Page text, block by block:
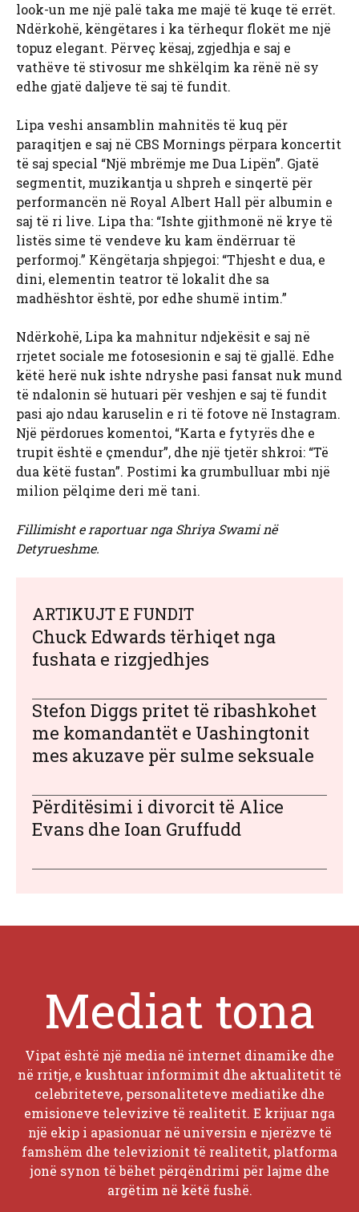
look-un me një palë taka me majë të kuqe të errët.
Ndërkohë, këngëtares i ka tërhequr flokët me një
topuz elegant. Përveç kësaj, zgjedhja e saj e
vathëve të stivosur me shkëlqim ka rënë në sy
edhe gjatë daljeve të saj të fundit.
Lipa veshi ansamblin mahnitës të kuq për
paraqitjen e saj në CBS Mornings përpara koncertit
të saj special “Një mbrëmje me Dua Lipën”. Gjatë
segmentit, muzikantja u shpreh e sinqertë për
performancën në Royal Albert Hall për albumin e
saj të ri live. Lipa tha: “Ishte gjithmonë në krye të
listës sime të vendeve ku kam ëndërruar të
performoj.” Këngëtarja shpjegoi: “Thjesht e dua, e
dini, elementin teatror të lokalit dhe sa
madhështor është, por edhe shumë intim.”
Ndërkohë, Lipa ka mahnitur ndjekësit e saj në
rrjetet sociale me fotosesionin e saj të gjallë. Edhe
këtë herë nuk ishte ndryshe pasi fansat nuk mund
të ndalonin së hutuari për veshjen e saj të fundit
pasi ajo ndau karuselin e ri të fotove në Instagram.
Një përdorues komentoi, “Karta e fytyrës dhe e
trupit është e çmendur”, dhe një tjetër shkroi: “Të
dua këtë fustan”. Postimi ka grumbulluar mbi një
milion pëlqime deri më tani.
Fillimisht e raportuar nga Shriya Swami në
Detyrueshme.
ARTIKUJT E FUNDIT
Chuck Edwards tërhiqet nga
fushata e rizgjedhjes
Stefon Diggs pritet të ribashkohet
me komandantët e Uashingtonit
mes akuzave për sulme seksuale
Përditësimi i divorcit të Alice
Evans dhe Ioan Gruffudd
Mediat tona
Vipat është një media në internet dinamike dhe
në rritje, e kushtuar informimit dhe aktualitetit të
celebriteteve, personaliteteve mediatike dhe
emisioneve televizive të realitetit. E krijuar nga
një ekip i apasionuar në universin e njerëzve të
famshëm dhe televizionit të realitetit, platforma
jonë synon të bëhet përqëndrimi për lajme dhe
argëtim në këtë fushë.